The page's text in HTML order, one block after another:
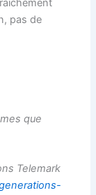
pas de
que
Telemark